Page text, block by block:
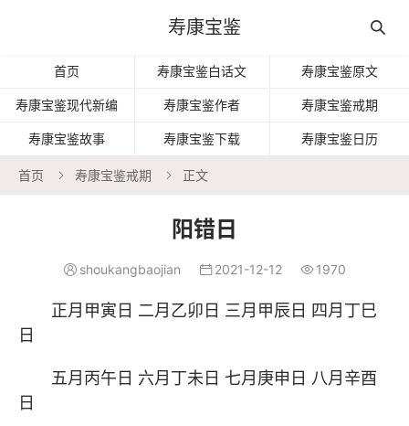
寿康宝鉴 
首页 寿康宝鉴白话文 寿康宝鉴原文
寿康宝鉴现代新编 寿康宝鉴作者 寿康宝鉴戒期
寿康宝鉴故事 寿康宝鉴下载 寿康宝鉴日历
首页  寿康宝鉴戒期  正文
阳错日
 shoukangbaojian  2021-12-12  1970
正月甲寅日 二月乙卯日 三月甲辰日 四月丁巳
日
五月丙午日 六月丁未日 七月庚申日 八月辛酉
日